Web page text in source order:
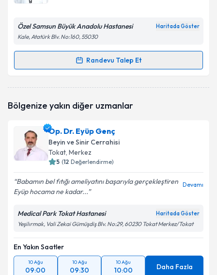
Kişisel verilerimin işlenmesine ilişkin
Metni'ni okudum ve kişisel verilerimin belirtilen
Takvim Talebini Gönder
Özel Samsun Büyük Anadolu Hastanesi Haritada Göster
Kale, Atatürk Blv. No:160, 55030
Randevu Talep Et
Randevu Takvimi Talebi
oluşturun. Size bu uzmandan randevu almanız için bir
E-posta Adresiniz
Kişisel verilerimin işlenmesine ilişkinAydınlatma
Metni 'ni okudum ve kişisel verilerimin belirtilen
Bölgenize yakın diğer uzmanlar
Op. Dr. Eyüp Genç
Beyin ve Sinir Cerrahisi
Tokat, Merkez
5 (12 Değerlendirme)
Babamın bel fıtığı ameliyatını başarıyla gerçekleştiren
Eyüp hocama ne kadar...
Devamı
Medical Park Tokat Hastanesi Haritada Göster
Yeşilırmak, Vali Zekai Gümüşdiş Blv. No:29, 60230 Tokat Merkez/Tokat
En Yakın Saatler
10 Ağu
09:00
10 Ağu
09:30
10 Ağu
10:00 Daha Fazla